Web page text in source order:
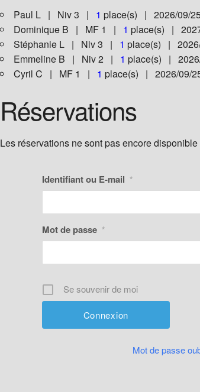
Paul L | Niv 3 | 1 place(s) | 2026/09/
Dominique B | MF 1 | 1 place(s) |
Stéphanie L | Niv 3 | 1 place(s) |
Emmeline B | Niv 2 | 1 place(s) |
Cyril C | MF 1 | 1 place(s) | 2026/09/
Réservations
Les réservations ne sont pas encore
Identifiant ou E-mail *
Mot de passe *
Se souvenir de moi
Mot de passe